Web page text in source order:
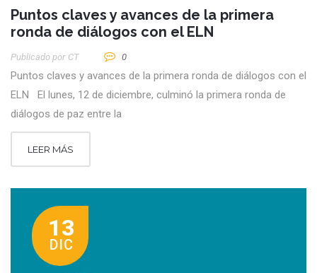
Puntos claves y avances de la primera
ronda de diálogos con el ELN
Publicado por CT 0
Puntos claves y avances de la primera ronda de diálogos con el
ELN El lunes, 12 de diciembre, culminó la primera ronda de
diálogos de paz entre la
LEER MÁS
13
DIC